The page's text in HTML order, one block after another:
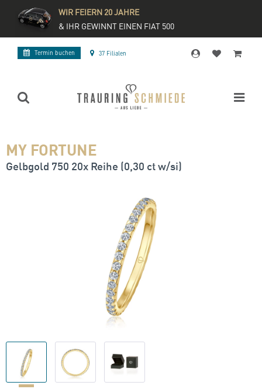
WIR FEIERN 20 JAHRE
& IHR GEWINNT EINEN FIAT 500
Termin buchen 37 Filialen
MY FORTUNE
Gelbgold 750 20x Reihe (0,30 ct w/si)